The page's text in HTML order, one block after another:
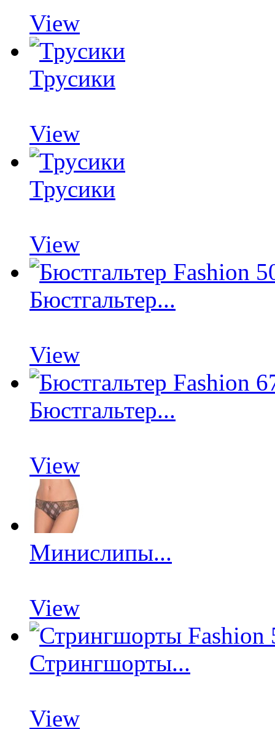
View
Трусики
View
Трусики
View
Бюстгальтер...
View
Бюстгальтер...
View
Минислипы...
View
Стрингшорты...
View